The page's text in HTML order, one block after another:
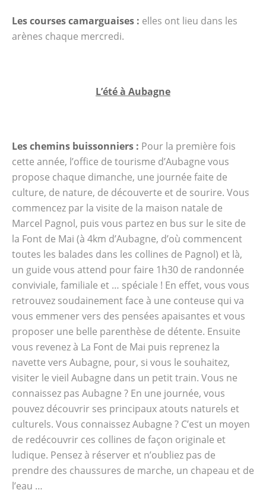
Les courses camarguaises : elles ont lieu dans les
arènes chaque mercredi.
L’été à Aubagne
Les chemins buissonniers : Pour la première fois
cette année, l’office de tourisme d’Aubagne vous
propose chaque dimanche, une journée faite de
culture, de nature, de découverte et de sourire. Vous
commencez par la visite de la maison natale de
Marcel Pagnol, puis vous partez en bus sur le site de
la Font de Mai (à 4km d’Aubagne, d’où commencent
toutes les balades dans les collines de Pagnol) et là,
un guide vous attend pour faire 1h30 de randonnée
conviviale, familiale et … spéciale ! En effet, vous vous
retrouvez soudainement face à une conteuse qui va
vous emmener vers des pensées apaisantes et vous
proposer une belle parenthèse de détente. Ensuite
vous revenez à La Font de Mai puis reprenez la
navette vers Aubagne, pour, si vous le souhaitez,
visiter le vieil Aubagne dans un petit train. Vous ne
connaissez pas Aubagne ? En une journée, vous
pouvez découvrir ses principaux atouts naturels et
culturels. Vous connaissez Aubagne ? C’est un moyen
de redécouvrir ces collines de façon originale et
ludique. Pensez à réserver et n’oubliez pas de
prendre des chaussures de marche, un chapeau et de
l’eau …